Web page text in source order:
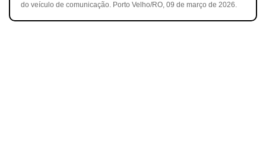
do veículo de comunicação. Porto Velho/RO, 09 de março de 2026.